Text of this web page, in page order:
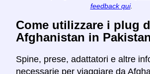
feedback qui.
Come utilizzare i plug
Afghanistan in
Spine, prese, adattatori e altre
necessarie per viaggiare da